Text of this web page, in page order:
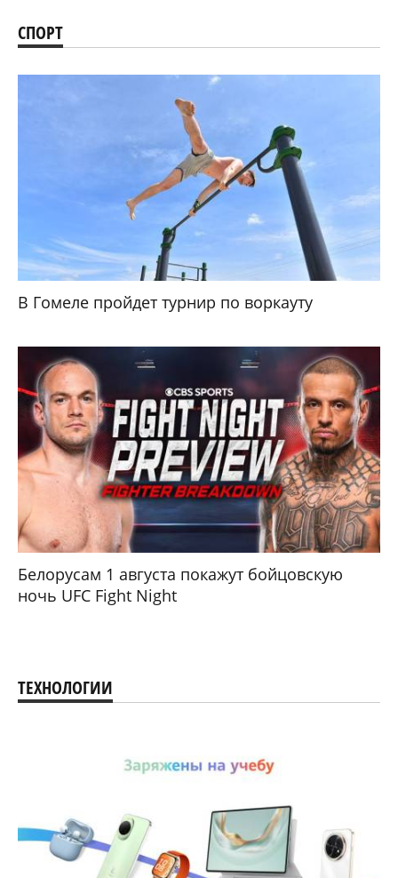
СПОРТ
В Гомеле пройдет турнир по воркауту
Белорусам 1 августа покажут бойцовскую
ночь UFC Fight Night
ТЕХНОЛОГИИ